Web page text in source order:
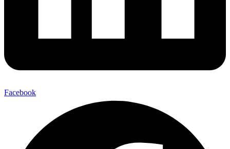
Facebook